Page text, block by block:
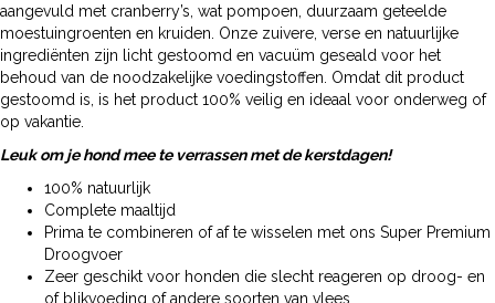
aangevuld met cranberry’s, wat pompoen, duurzaam geteelde
moestuingroenten en kruiden. Onze zuivere, verse en natuurlijke
ingrediënten zijn licht gestoomd en vacuüm geseald voor het
behoud van de noodzakelijke voedingstoffen. Omdat dit product
gestoomd is, is het product 100% veilig en ideaal voor onderweg of
op vakantie.
Leuk om je hond mee te verrassen met de kerstdagen!
100% natuurlijk
Complete maaltijd
Prima te combineren of af te wisselen met ons Super Premium
Droogvoer
Zeer geschikt voor honden die slecht reageren op droog- en
of blikvoeding of andere soorten van vlees